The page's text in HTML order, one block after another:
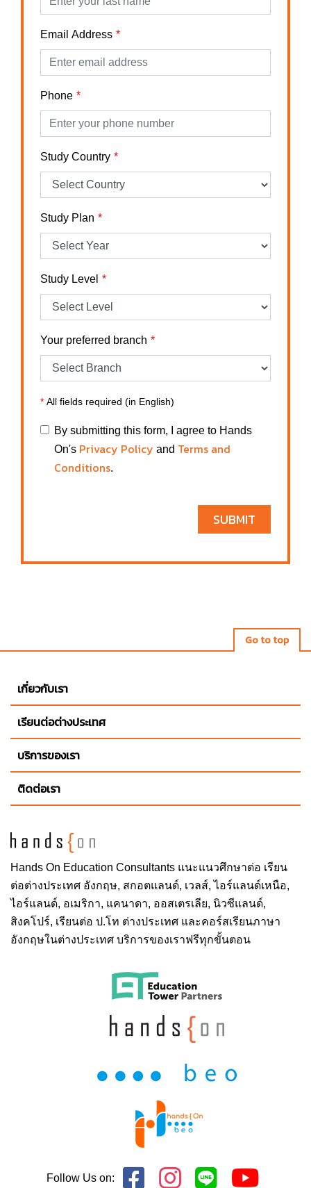
Email Address
Phone
Study Country
Study Plan
Study Level
Your preferred branch
* All fields required (in English)
By submitting this form, I agree to Hands
On's Privacy Policy and Terms and
Conditions.
SUBMIT
Go to top
Hands On Education Consultants แนะแนวศึกษาต่อ เรียน
ต่อต่างประเทศ อังกฤษ, สกอตแลนด์, เวลส์, ไอร์แลนด์เหนือ,
ไอร์แลนด์, อเมริกา, แคนาดา, ออสเตรเลีย, นิวซีแลนด์,
สิงคโปร์, เรียนต่อ ป.โท ต่างประเทศ และคอร์สเรียนภาษา
อังกฤษในต่างประเทศ บริการของเราฟรีทุกขั้นตอน
เกี่ยวกับเรา
เรียนต่อต่างประเทศ
บริการของเรา
ติดต่อเรา
Follow Us on: